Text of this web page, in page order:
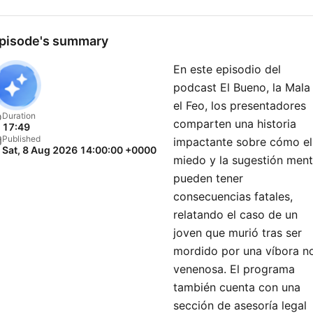
latinos en Estados Unidos.
entretenimiento, historias
graciosas, consejos de
relaciones de pareja, sexo,
celos, infidelidad, divorcio,
imitaciones que te traerán
diversión. ¡Ningún tema
prohibido! Síguenos para
actualizaciones y más
contenidos interesantes:
Instagram Uforia Podcasts:
https://
Instagram BMF:
summary
Duration
17:49
Published
Sat, 8 Aug 2026 14:00:00 +0000
En este episodio del
podcast El Bueno, la
el Feo, los presentadores
comparten una historia
impactante sobre cómo el
miedo y la sugestión
pueden tener
consecuencias fatales,
relatando el caso de un
joven que murió tras ser
mordido por una víbora
venenosa. El programa
también cuenta con una
sección de asesoría legal